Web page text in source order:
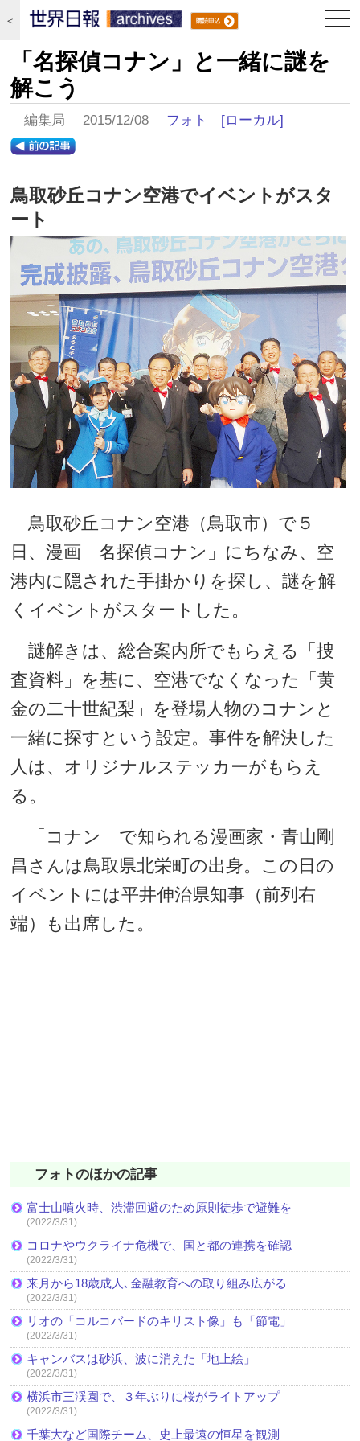
＜
「名探偵コナン」と一緒に謎を
解こう
編集局 2015/12/08 フォト [ローカル]
鳥取砂丘コナン空港でイベントがスタ
ート
鳥取砂丘コナン空港（鳥取市）で５
日、漫画「名探偵コナン」にちなみ、空
港内に隠された手掛かりを探し、謎を解
くイベントがスタートした。
謎解きは、総合案内所でもらえる「捜
査資料」を基に、空港でなくなった「黄
金の二十世紀梨」を登場人物のコナンと
一緒に探すという設定。事件を解決した
人は、オリジナルステッカーがもらえ
る。
「コナン」で知られる漫画家・青山剛
昌さんは鳥取県北栄町の出身。この日の
イベントには平井伸治県知事（前列右
端）も出席した。
フォトのほかの記事
富士山噴火時、渋滞回避のため原則徒歩で避難を
(2022/3/31)
コロナやウクライナ危機で、国と都の連携を確認
(2022/3/31)
来月から18歳成人､金融教育への取り組み広がる
(2022/3/31)
リオの「コルコバードのキリスト像」も「節電」
(2022/3/31)
キャンバスは砂浜、波に消えた「地上絵」
(2022/3/31)
横浜市三渓園で、３年ぶりに桜がライトアップ
(2022/3/31)
千葉大など国際チーム、史上最遠の恒星を観測